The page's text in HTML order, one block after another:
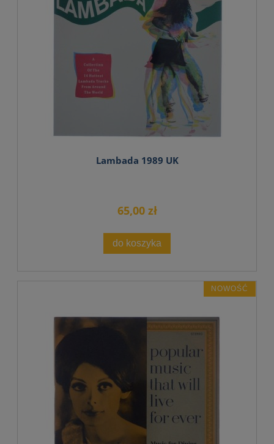
Lambada 1989 UK
65,00 zł
do koszyka
NOWOŚĆ